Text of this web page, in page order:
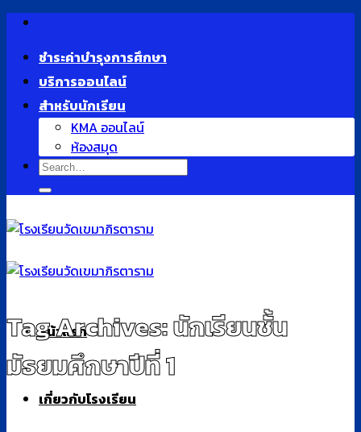
Skip
contentชำระค่าบำรุงการศึกษา
บริการออนไลน์
สำหรับนักเรียน
KMA ออนไลน์
ห้องสมุด
หน้าแรก
เกี่ยวกับโรงเรียน
Tag Archives:นักเรียนชั้น
มัธยมศึกษาปีที่ 1